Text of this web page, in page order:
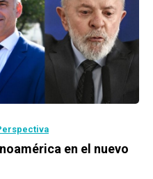
en el nuevo